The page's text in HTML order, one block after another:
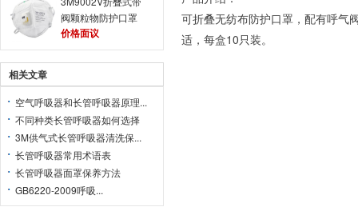
阀颗粒物防护口罩
价格面议
相关文章
空气呼吸器和长管呼吸器原理...
不同种类长管呼吸器如何选择
3M供气式长管呼吸器清洗保...
长管呼吸器常用术语表
长管呼吸器面罩保养方法
GB6220-2009呼吸...
可折叠无纺布防护口罩，配有呼气
适，每盒10只装。